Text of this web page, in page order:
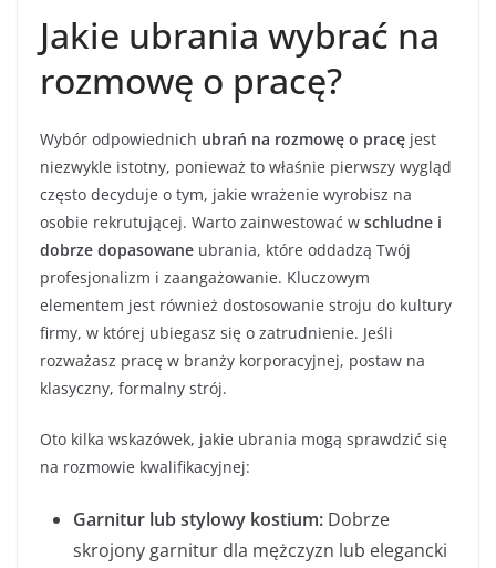
Jakie ubrania wybrać na
rozmowę o pracę?
Wybór odpowiednich ubrań na rozmowę o pracę jest
niezwykle istotny, ponieważ to właśnie pierwszy wygląd
często decyduje o tym, jakie wrażenie wyrobisz na
osobie rekrutującej. Warto zainwestować w schludne i
dobrze dopasowane ubrania, które oddadzą Twój
profesjonalizm i zaangażowanie. Kluczowym
elementem jest również dostosowanie stroju do kultury
firmy, w której ubiegasz się o zatrudnienie. Jeśli
rozważasz pracę w branży korporacyjnej, postaw na
klasyczny, formalny strój.
Oto kilka wskazówek, jakie ubrania mogą sprawdzić się
na rozmowie kwalifikacyjnej:
Garnitur lub stylowy kostium: Dobrze
skrojony garnitur dla mężczyzn lub elegancki